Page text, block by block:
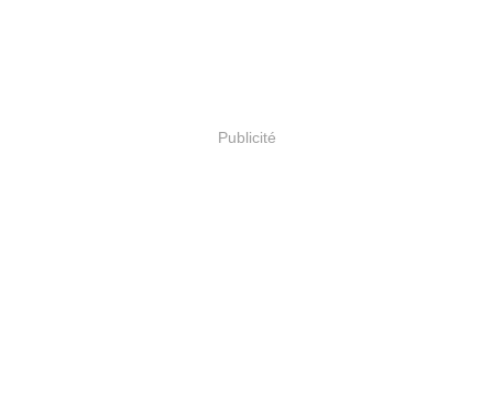
Publicité